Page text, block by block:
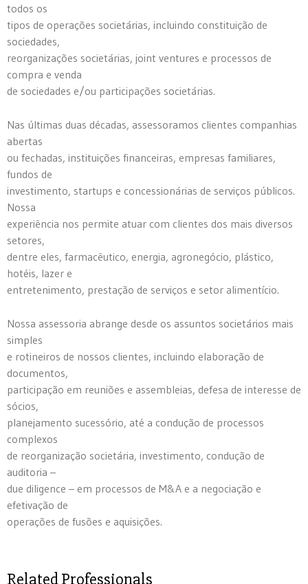
todos os
tipos de operações societárias, incluindo constituição de
sociedades,
reorganizações societárias, joint ventures e processos de
compra e venda
de sociedades e/ou participações societárias.
Nas últimas duas décadas, assessoramos clientes companhias
abertas
ou fechadas, instituições financeiras, empresas familiares,
fundos de
investimento, startups e concessionárias de serviços públicos.
Nossa
experiência nos permite atuar com clientes dos mais diversos
setores,
dentre eles, farmacêutico, energia, agronegócio, plástico,
hotéis, lazer e
entretenimento, prestação de serviços e setor alimentício.
Nossa assessoria abrange desde os assuntos societários mais
simples
e rotineiros de nossos clientes, incluindo elaboração de
documentos,
participação em reuniões e assembleias, defesa de interesse de
sócios,
planejamento sucessório, até a condução de processos
complexos
de reorganização societária, investimento, condução de
auditoria –
due diligence – em processos de M&A e a negociação e
efetivação de
operações de fusões e aquisições.
Related Professionals